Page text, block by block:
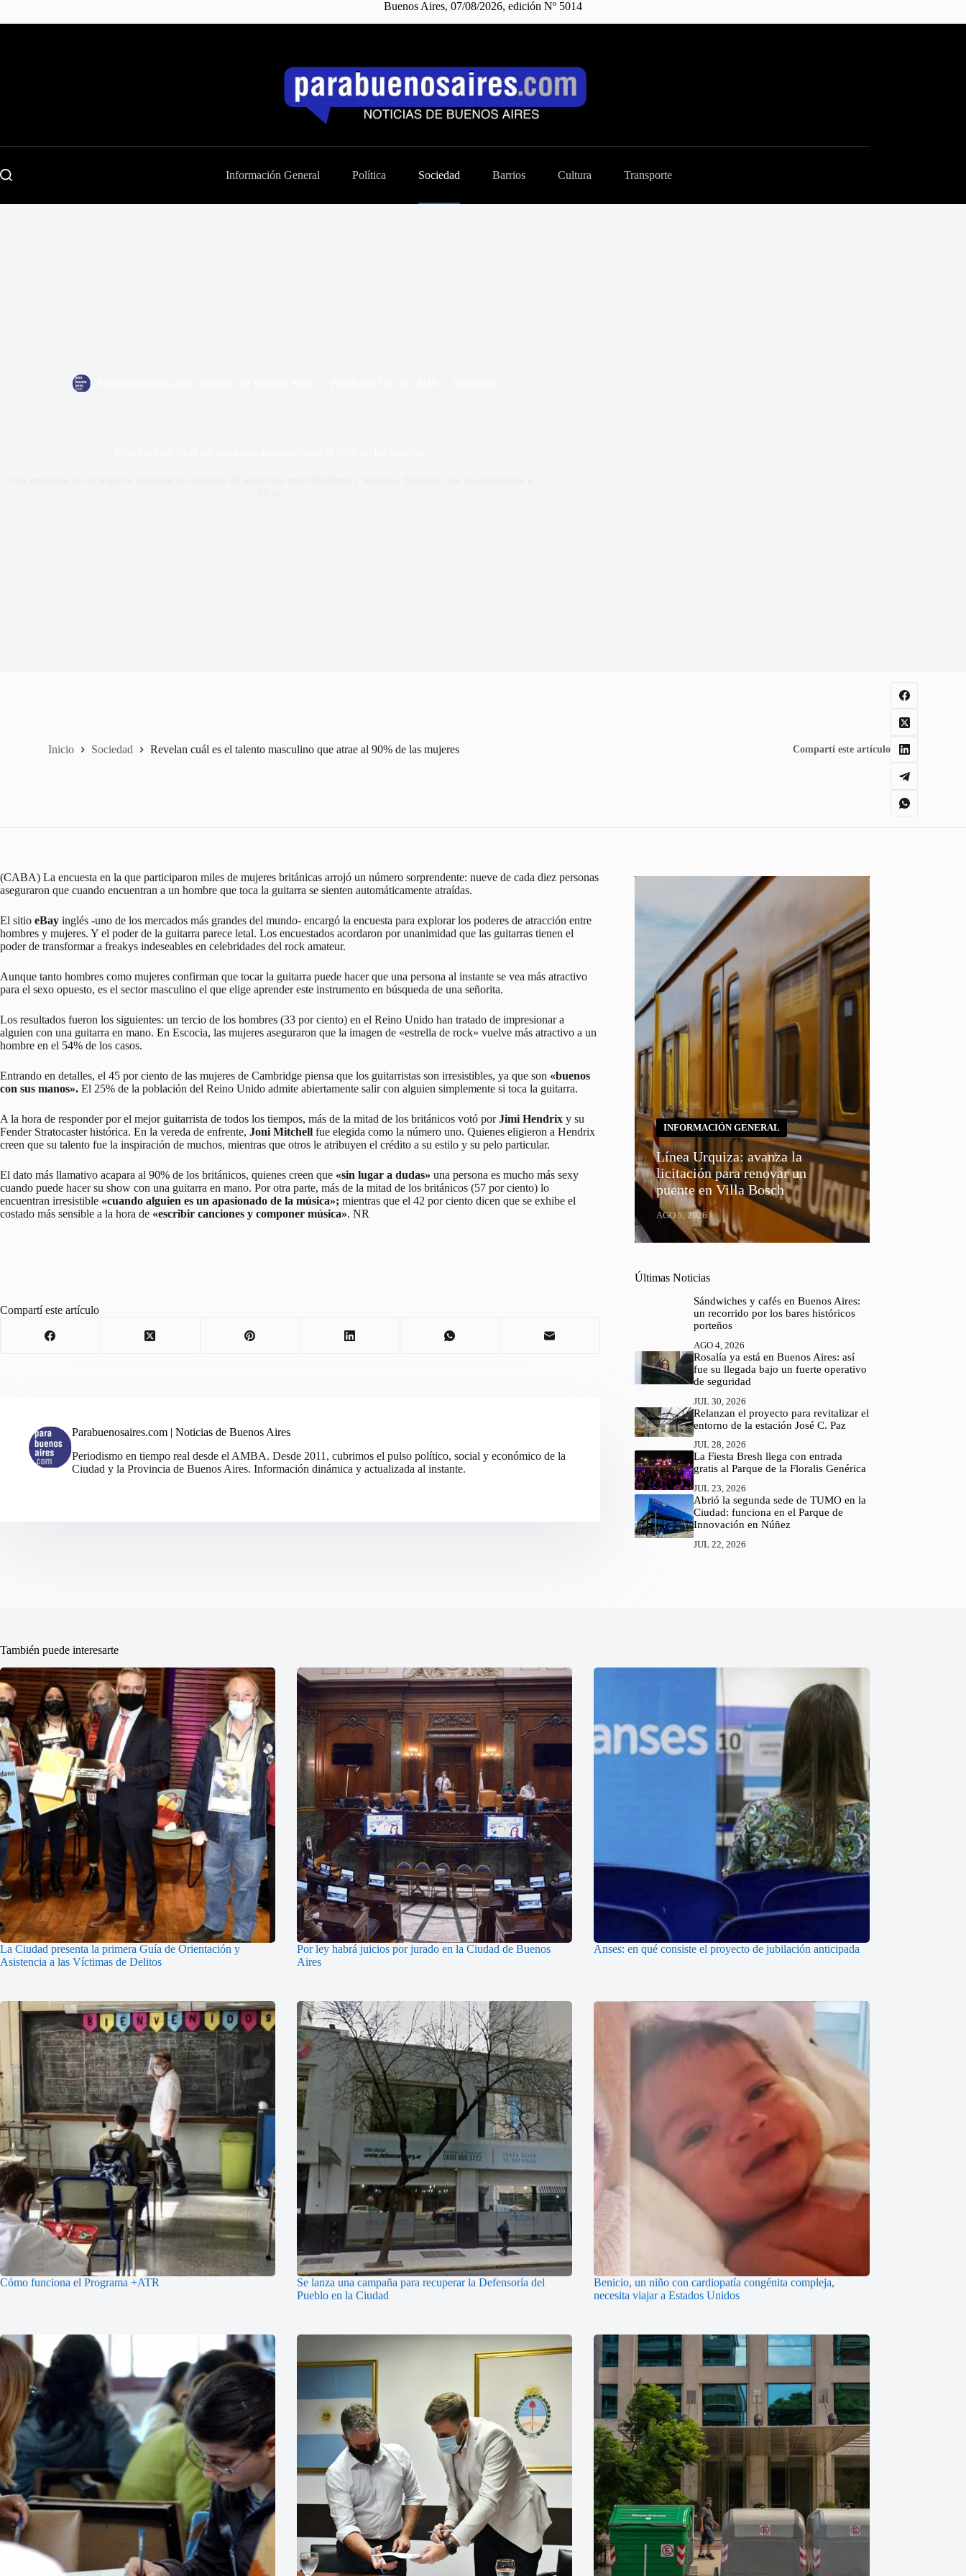
Buenos Aires, 07/08/2026, edición Nº 5014
Información General Política Sociedad Barrios Cultura Transporte
Inicio Sociedad Revelan cuál es el talento masculino que atrae al 90% de las mujeres Compartí este artículo
(CABA) La encuesta en la que participaron miles de mujeres británicas arrojó un número sorprendente: nueve de cada diez personas
aseguraron que cuando encuentran a un hombre que toca la guitarra se sienten automáticamente atraídas.
El sitio eBay inglés -uno de los mercados más grandes del mundo- encargó la encuesta para explorar los poderes de atracción entre
hombres y mujeres. Y el poder de la guitarra parece letal. Los encuestados acordaron por unanimidad que las guitarras tienen el
poder de transformar a freakys indeseables en celebridades del rock amateur.
Aunque tanto hombres como mujeres confirman que tocar la guitarra puede hacer que una persona al instante se vea más atractivo
para el sexo opuesto, es el sector masculino el que elige aprender este instrumento en búsqueda de una señorita.
Los resultados fueron los siguientes: un tercio de los hombres (33 por ciento) en el Reino Unido han tratado de impresionar a
alguien con una guitarra en mano. En Escocia, las mujeres aseguraron que la imagen de «estrella de rock» vuelve más atractivo a un
hombre en el 54% de los casos.
Entrando en detalles, el 45 por ciento de las mujeres de Cambridge piensa que los guitarristas son irresistibles, ya que son «buenos
con sus manos». El 25% de la población del Reino Unido admite abiertamente salir con alguien simplemente si toca la guitarra.
A la hora de responder por el mejor guitarrista de todos los tiempos, más de la mitad de los británicos votó porJimi Hendrix y su
Fender Stratocaster histórica. En la vereda de enfrente, Joni Mitchell fue elegida como la número uno. Quienes eligieron a Hendrix
creen que su talento fue la inspiración de muchos, mientras que otros le atribuyen el crédito a su estilo y su pelo particular.
El dato más llamativo acapara al 90% de los británicos, quienes creen que «sin lugar a dudas» una persona es mucho más sexy
cuando puede hacer su show con una guitarra en mano. Por otra parte, más de la mitad de los británicos (57 por ciento) lo
encuentran irresistible «cuando alguien es un apasionado de la música»; mientras que el 42 por ciento dicen que se exhibe el
costado más sensible a la hora de «escribir canciones y componer música». NR
Compartí este artículo
Parabuenosaires.com | Noticias de Buenos Aires
Periodismo en tiempo real desde el AMBA. Desde 2011, cubrimos el pulso político, social y económico de la
Ciudad y la Provincia de Buenos Aires. Información dinámica y actualizada al instante.
INFORMACIÓN GENERAL
Línea Urquiza: avanza la
licitación para renovar un
puente en Villa Bosch
AGO 5, 2026
Últimas Noticias
Sándwiches y cafés en Buenos Aires:
un recorrido por los bares históricos
porteños
AGO 4, 2026
Rosalía ya está en Buenos Aires: así
fue su llegada bajo un fuerte operativo
de seguridad
JUL 30, 2026
Relanzan el proyecto para revitalizar el
entorno de la estación José C. Paz
JUL 28, 2026
La Fiesta Bresh llega con entrada
gratis al Parque de la Floralis Genérica
JUL 23, 2026
Abrió la segunda sede de TUMO en la
Ciudad: funciona en el Parque de
Innovación en Núñez
JUL 22, 2026
También puede interesarte
La Ciudad presenta la primera Guía de Orientación y
Asistencia a las Víctimas de Delitos
Por ley habrá juicios por jurado en la Ciudad de Buenos
Aires
Anses: en qué consiste el proyecto de jubilación anticipada
Cómo funciona el Programa +ATR
Se lanza una campaña para recuperar la Defensoría del
Pueblo en la Ciudad
Benicio, un niño con cardiopatía congénita compleja,
necesita viajar a Estados Unidos